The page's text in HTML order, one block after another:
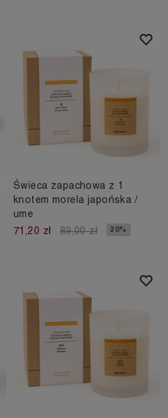
Świeca zapachowa z 1
knotem morela japońska /
ume
71,20 zł
89,00 zł 20%